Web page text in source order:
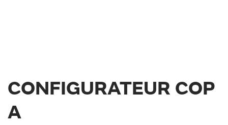
CONFIGURATEUR COP
A